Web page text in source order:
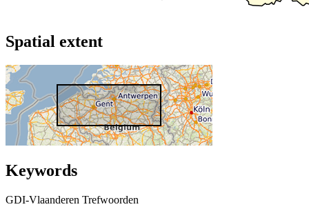
Spatial extent
Keywords
GDI-Vlaanderen Trefwoorden